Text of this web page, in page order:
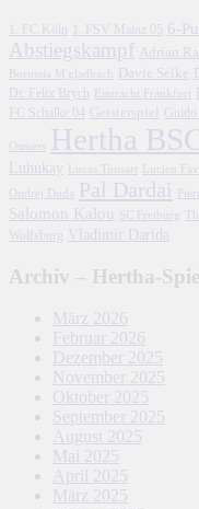
1. FC Köln 1. FSV Mainz 05 6-
Abstiegskampf Adrian
Borussia M'gladbach Davie Selke
Dr. Felix Brych
FC Schalke 04 Geisterspiel
Hertha
Luhukay
Pal Dardai
Salomon Kalou SC Freiburg
Wolfsburg Vladimir Darida
Archiv – Hertha-
März 2026
Februar 2026
Dezember 2025
November 2025
Oktober 2025
September 2025
August 2025
Mai 2025
April 2025
März 2025